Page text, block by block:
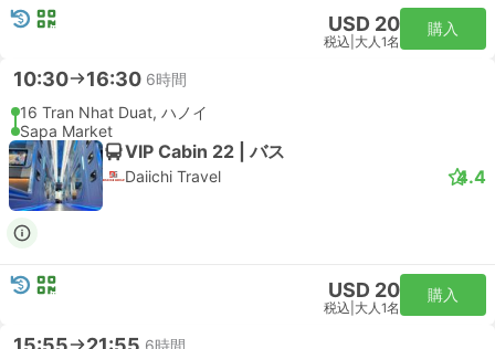
USD 20
税込 大人1名
購入
10:30 16:30 6時間
16 Tran Nhat Duat, ハノイ
Sapa Market
VIP Cabin 22 | バス
Daiichi Travel 4.4
USD 20
税込 大人1名
購入
6時間